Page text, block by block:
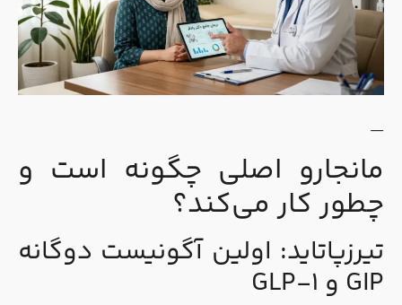
—
مانجارو اصلی چگونه است و
چطور کار می‌کند؟
تیرزپاتاید: اولین آگونیست دوگانه
GIP و GLP-۱